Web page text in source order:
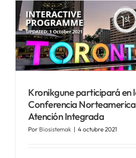
BIOSISTEMAK
ÁREAS DE INVESTIGACIÓN
GRUPOS DE INVESTIGACIÓN
PROYECTOS/COLABORACIONES
Kronikgune participará en
Conferencia
Atención Integrada
Por Biosistemak | 4 octubre 2021